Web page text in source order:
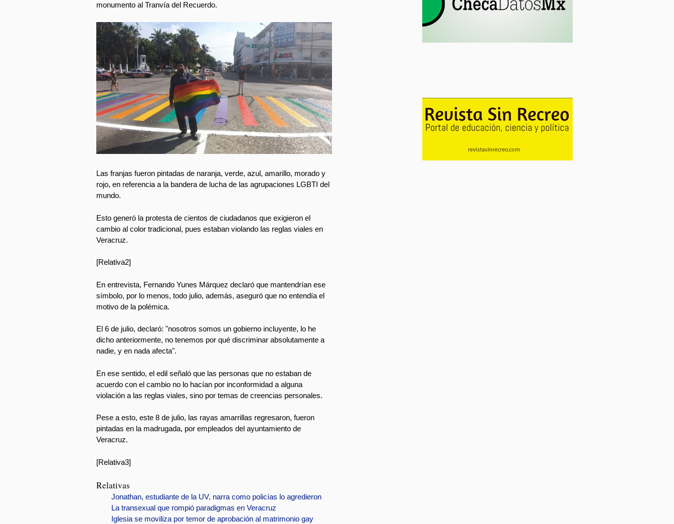
monumento al Tranvía del Recuerdo.
Las franjas fueron pintadas de naranja, verde, azul, amarillo, morado y
rojo, en referencia a la bandera de lucha de las agrupaciones LGBTI del
mundo.
Esto generó la protesta de cientos de ciudadanos que exigieron el
cambio al color tradicional, pues estaban violando las reglas viales en
Veracruz.
[Relativa2]
En entrevista, Fernando Yunes Márquez declaró que mantendrían ese
símbolo, por lo menos, todo julio, además, aseguró que no entendía el
motivo de la polémica.
El 6 de julio, declaró: "nosotros somos un gobierno incluyente, lo he
dicho anteriormente, no tenemos por qué discriminar absolutamente a
nadie, y en nada afecta".
En ese sentido, el edil señaló que las personas que no estaban de
acuerdo con el cambio no lo hacían por inconformidad a alguna
violación a las reglas viales, sino por temas de creencias personales.
Pese a esto, este 8 de julio, las rayas amarrillas regresaron, fueron
pintadas en la madrugada, por empleados del ayuntamiento de
Veracruz.
[Relativa3]
Relativas
Jonathan, estudiante de la UV, narra como policías lo agredieron
La transexual que rompió paradigmas en Veracruz
Iglesia se moviliza por temor de aprobación al matrimonio gay